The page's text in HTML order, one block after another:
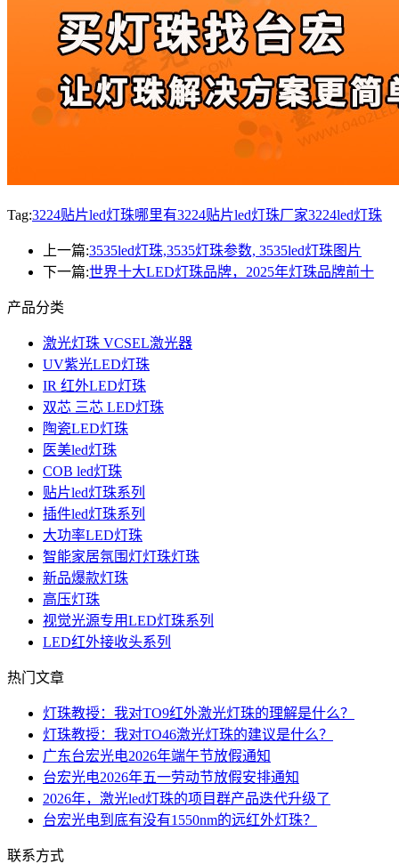
Tag:3224贴片led灯珠哪里有3224贴片led灯珠厂家3224led灯珠
上一篇:3535led灯珠,3535灯珠参数, 3535led灯珠图片
下一篇:世界十大LED灯珠品牌，2025年灯珠品牌前十
产品分类
激光灯珠 VCSEL激光器
UV紫光LED灯珠
IR 红外LED灯珠
双芯 三芯 LED灯珠
陶瓷LED灯珠
医美led灯珠
COB led灯珠
贴片led灯珠系列
插件led灯珠系列
大功率LED灯珠
智能家居氛围灯灯珠灯珠
新品爆款灯珠
高压灯珠
视觉光源专用LED灯珠系列
LED红外接收头系列
热门文章
灯珠教授：我对TO9红外激光灯珠的理解是什么？
灯珠教授：我对TO46激光灯珠的建议是什么？
广东台宏光电2026年端午节放假通知
台宏光电2026年五一劳动节放假安排通知
2026年，激光led灯珠的项目群产品迭代升级了
台宏光电到底有没有1550nm的远红外灯珠？
联系方式